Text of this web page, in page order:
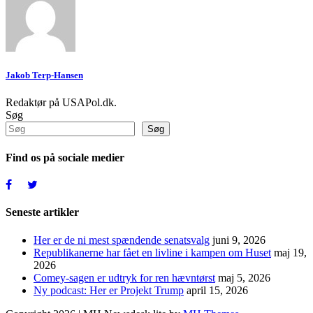
Jakob Terp-Hansen
Redaktør på USAPol.dk.
Søg
Søg
Find os på sociale medier
Seneste artikler
Her er de ni mest spændende senatsvalg juni 9, 2026
Republikanerne har fået en livline i kampen om Huset maj 19,
2026
Comey-sagen er udtryk for ren hævntørst maj 5, 2026
Ny podcast: Her er Projekt Trump april 15, 2026